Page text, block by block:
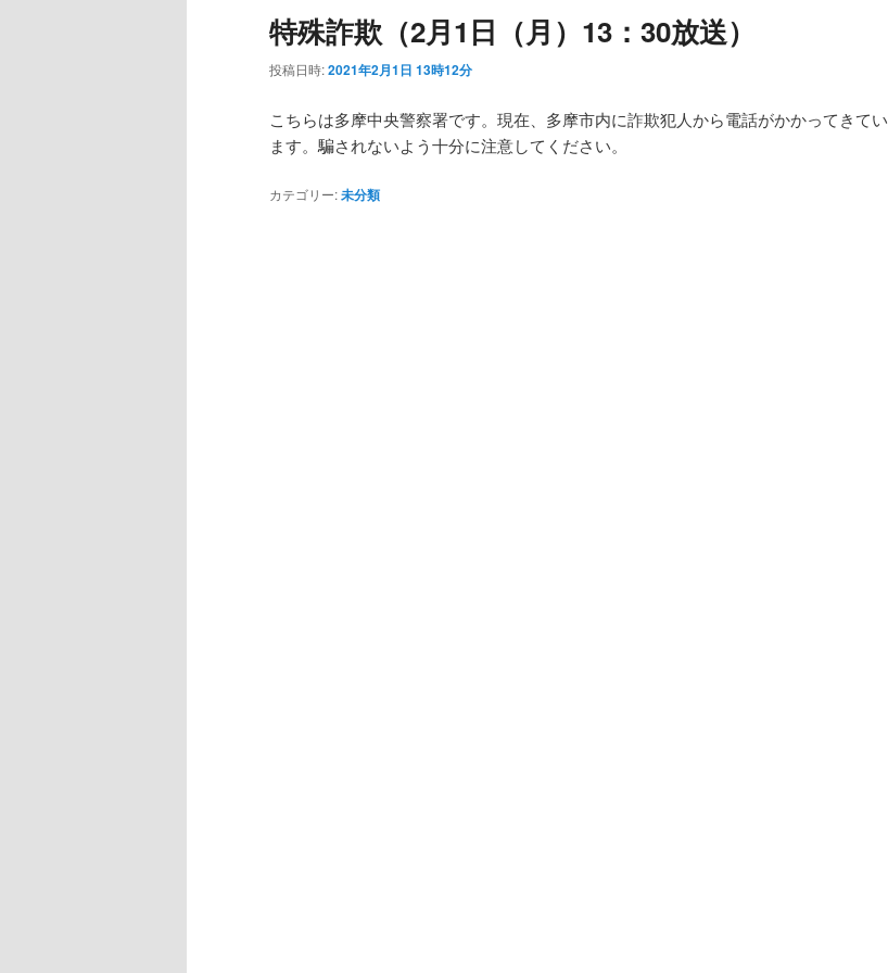
特殊詐欺（2月1日（月）13：30放送）
投稿日時:2021年2月1日 13時12分
こちらは多摩中央警察署です。現在、多摩市内に詐欺犯人から電話がかかってきてい
ます。騙されないよう十分に注意してください。
カテゴリー:未分類